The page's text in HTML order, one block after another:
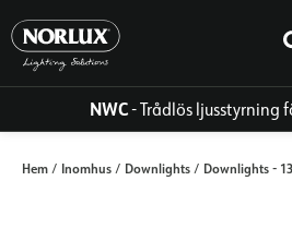
direkt
innehållet
NWC- Trådlös ljusstyrning
Hem / Inomhus / Downlights / Downlights -